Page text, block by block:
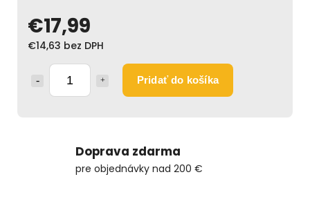
€17,99
€14,63 bez DPH
Pridať do košíka
Doprava zdarma
pre objednávky nad 200 €